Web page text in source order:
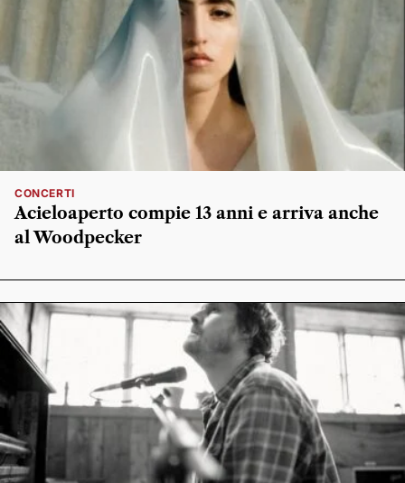
CONCERTI
Acieloaperto compie 13 anni e arriva anche
al Woodpecker